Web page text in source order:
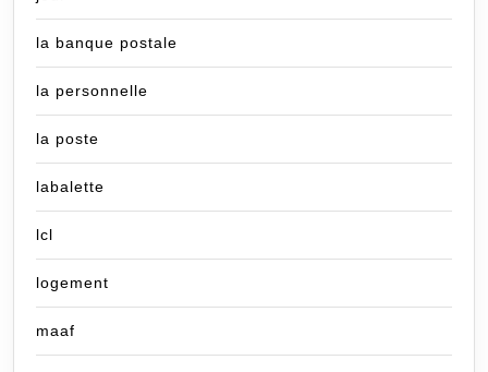
la banque postale
la personnelle
la poste
labalette
lcl
logement
maaf